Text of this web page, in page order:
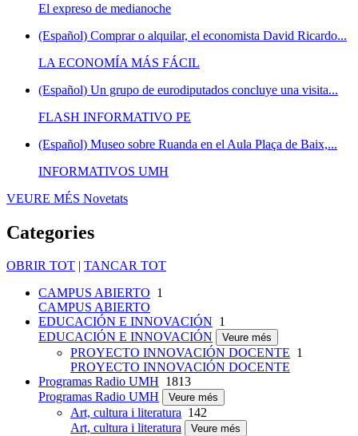
El expreso de medianoche
(Español) Comprar o alquilar, el economista David Ricardo...
LA ECONOMÍA MÁS FÁCIL
(Español) Un grupo de eurodiputados concluye una visita...
FLASH INFORMATIVO PE
(Español) Museo sobre Ruanda en el Aula Plaça de Baix,...
INFORMATIVOS UMH
VEURE MÉS Novetats
Categories
OBRIR TOT | TANCAR TOT
CAMPUS ABIERTO 1
CAMPUS ABIERTO
EDUCACIÓN E INNOVACIÓN 1
EDUCACIÓN E INNOVACIÓN
Veure més
PROYECTO INNOVACIÓN DOCENTE 1
PROYECTO INNOVACIÓN DOCENTE
Programas Radio UMH 1813
Programas Radio UMH
Veure més
Art, cultura i literatura 142
Art, cultura i literatura
Veure més